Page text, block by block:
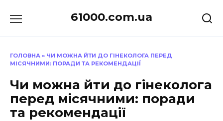
до
61000.com.ua
ГОЛОВНА » ЧИ МОЖНА ЙТИ ДО ГІНЕКОЛОГА ПЕРЕД
МІСЯЧНИМИ: ПОРАДИ ТА РЕКОМЕНДАЦІЇ
Чи можна йти до гінеколога
перед місячними: поради
та рекомендації